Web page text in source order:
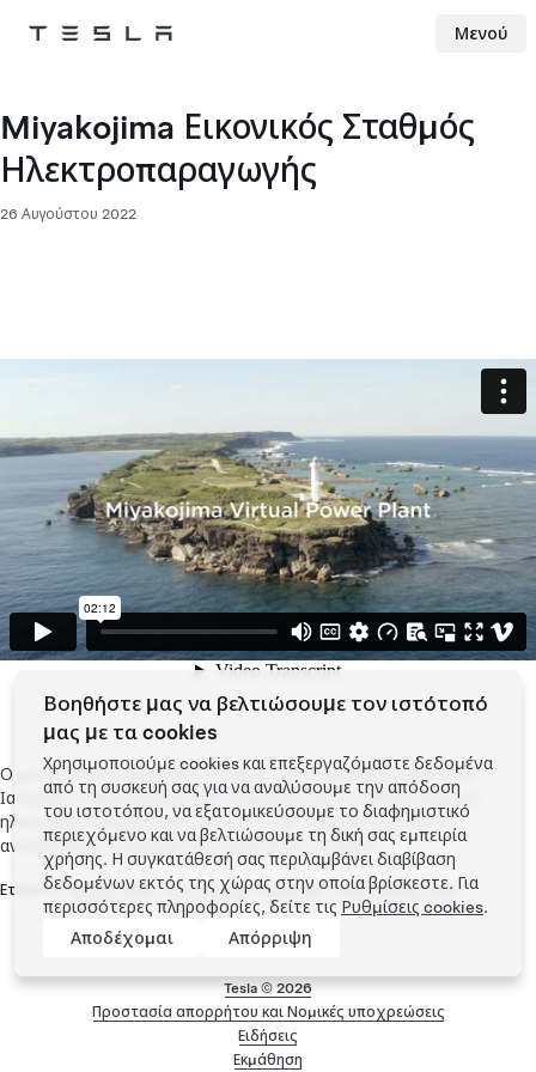
Tesla Μενού
Miyakojima Εικονικός Σταθμός
Ηλεκτροπαραγωγής
26 Αυγούστου 2022
Ο μεγαλύτερος Εικονικός Σταθμός Ηλεκτροπαραγωγής στην
Ιαπωνία, το Miyakojima VPP, συμβάλλει στη σταθερή παροχή
ηλεκτρικής ενέργεις και έχει ως στόχο την επίτευξη 49%
ανανεώσιμης ενέργειας στο νησί μέχρι το 2050.
Ετικέτες: Energy,Solar,Solar Energy,Powerwall,Virtual Power Plant
Μενού υποσέλιδου
Tesla ©2026
Προστασία απορρήτου και Νομικές υποχρεώσεις
Ειδήσεις
Εκμάθηση
Βοηθήστε μας να βελτιώσουμε τον ιστότοπό
μας με τα cookies
Χρησιμοποιούμε cookies και επεξεργαζόμαστε δεδομένα
από τη συσκευή σας για να αναλύσουμε την απόδοση
του ιστοτόπου, να εξατομικεύσουμε το διαφημιστικό
περιεχόμενο και να βελτιώσουμε τη δική σας εμπειρία
χρήσης. Η συγκατάθεσή σας περιλαμβάνει διαβίβαση
δεδομένων εκτός της χώρας στην οποία βρίσκεστε. Για
περισσότερες πληροφορίες, δείτε τις Ρυθμίσεις cookies.
Αποδέχομαι
Απόρριψη